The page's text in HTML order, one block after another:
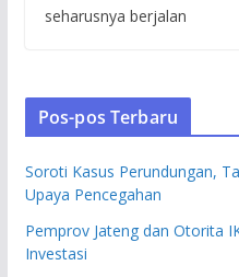
seharusnya berjalan
Pos-pos Terbaru
Soroti Kasus Perundungan,
Upaya Pencegahan
Pemprov Jateng dan Otorita
Investasi